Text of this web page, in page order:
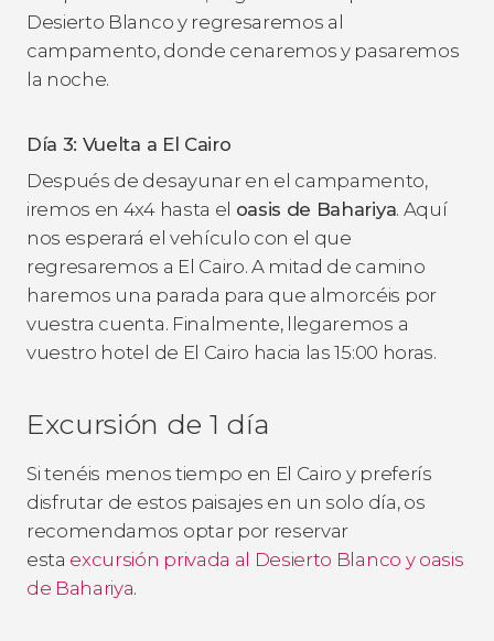
Desierto Blanco y regresaremos al
campamento, donde cenaremos y pasaremos
la noche.
Día 3: Vuelta a El Cairo
Después de desayunar en el campamento,
iremos en 4x4 hasta el oasis de Bahariya. Aquí
nos esperará el vehículo con el que
regresaremos a El Cairo. A mitad de camino
haremos una parada para que almorcéis por
vuestra cuenta. Finalmente, llegaremos a
vuestro hotel de El Cairo hacia las 15:00 horas.
Excursión de 1 día
Si tenéis menos tiempo en El Cairo y preferís
disfrutar de estos paisajes en un solo día, os
recomendamos optar por reservar
esta excursión privada al Desierto Blanco y oasis
de Bahariya.